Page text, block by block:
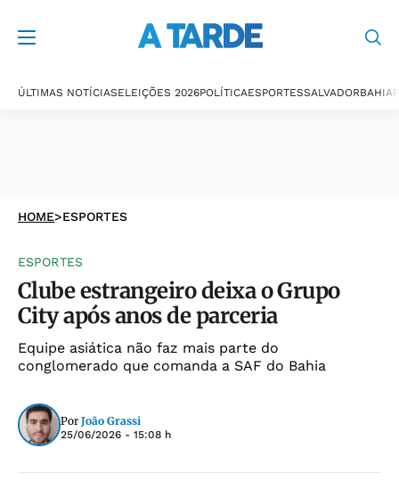
ÚLTIMAS NOTÍCIASELEIÇÕES 2026POLÍTICAESPORTESSALVADORBAHIA
HOME>ESPORTES
ESPORTES
Clube estrangeiro deixa o Grupo
City após anos de parceria
Equipe asiática não faz mais parte do
conglomerado que comanda a SAF do Bahia
Por João Grassi
25/06/2026 - 15:08 h